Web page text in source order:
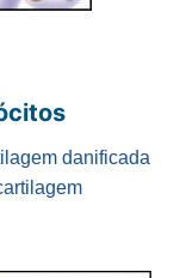
danificada